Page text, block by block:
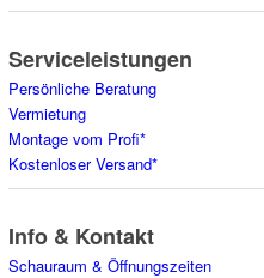
Serviceleistungen
Persönliche Beratung
Vermietung
Montage vom Profi*
Kostenloser Versand*
Info & Kontakt
Schauraum & Öffnungszeiten